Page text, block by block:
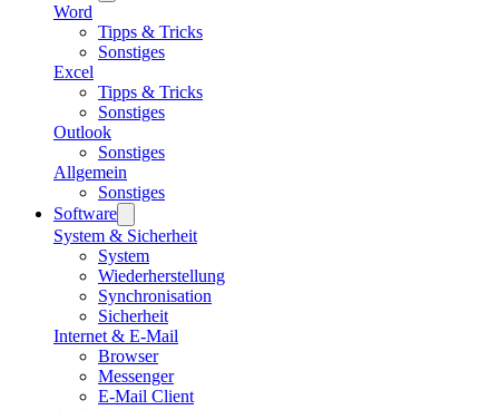
Word
Tipps & Tricks
Sonstiges
Excel
Tipps & Tricks
Sonstiges
Outlook
Sonstiges
Allgemein
Sonstiges
Software
System & Sicherheit
System
Wiederherstellung
Synchronisation
Sicherheit
Internet & E-Mail
Browser
Messenger
E-Mail Client